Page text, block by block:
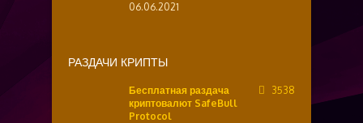
06.06.2021
РАЗДАЧИ КРИПТЫ
Бесплатная раздача
криптовалют SafeBull
Protocol
3538